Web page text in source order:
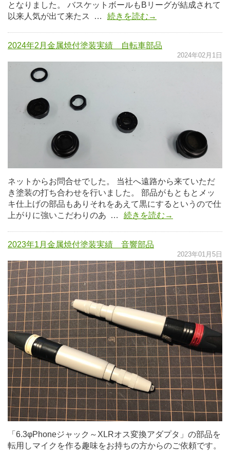
となりました。 バスケットボールもBリーグが結成されて
以来人気が出て来たス …
続きを読む→
2024年2月金属焼付塗装実績 自転車部品
2024年02月1日
ネットからお問合せでした。 当社へ遠路から来ていただ
き塗装の打ち合わせを行いました。 部品がもともとメッ
キ仕上げの部品もありそれをあえて黒にするというので仕
上がりに強いこだわりのあ …
続きを読む→
2023年1月金属焼付塗装実績 音響部品
2023年01月5日
「6.3φPhoneジャック～XLRオス変換アダプタ」の部品を
転用しマイクを作る趣味をお持ちの方からのご依頼です。